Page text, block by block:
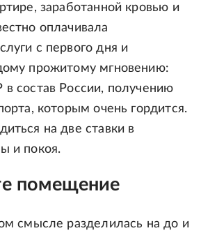
заработанной кровью и
оплачивала
с первого дня и
прожитому мгновению:
состав России, получению
которым очень гордится.
на две ставки в
и покоя.
помещение
смысле разделилась на до и